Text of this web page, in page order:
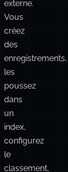
enregistrements,
les
poussez
dans
un
index,
configurez
le
classement,
connectez
une
interface